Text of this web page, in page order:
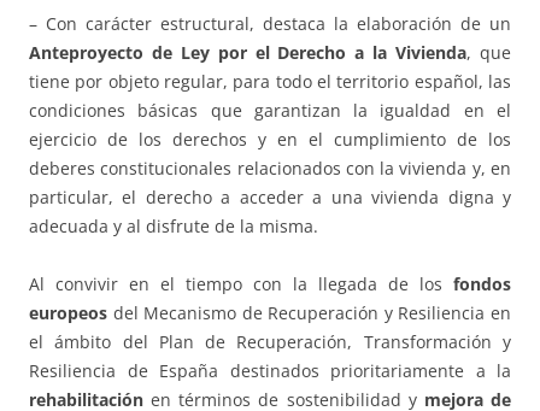
– Con carácter estructural, destaca la elaboración de un
Anteproyecto de Ley por el Derecho a la Vivienda, que
tiene por objeto regular, para todo el territorio español, las
condiciones básicas que garantizan la igualdad en el
ejercicio de los derechos y en el cumplimiento de los
deberes constitucionales relacionados con la vivienda y, en
particular, el derecho a acceder a una vivienda digna y
adecuada y al disfrute de la misma.
Al convivir en el tiempo con la llegada de los fondos
europeos del Mecanismo de Recuperación y Resiliencia en
el ámbito del Plan de Recuperación, Transformación y
Resiliencia de España destinados prioritariamente a la
rehabilitación en términos de sostenibilidad y mejora de